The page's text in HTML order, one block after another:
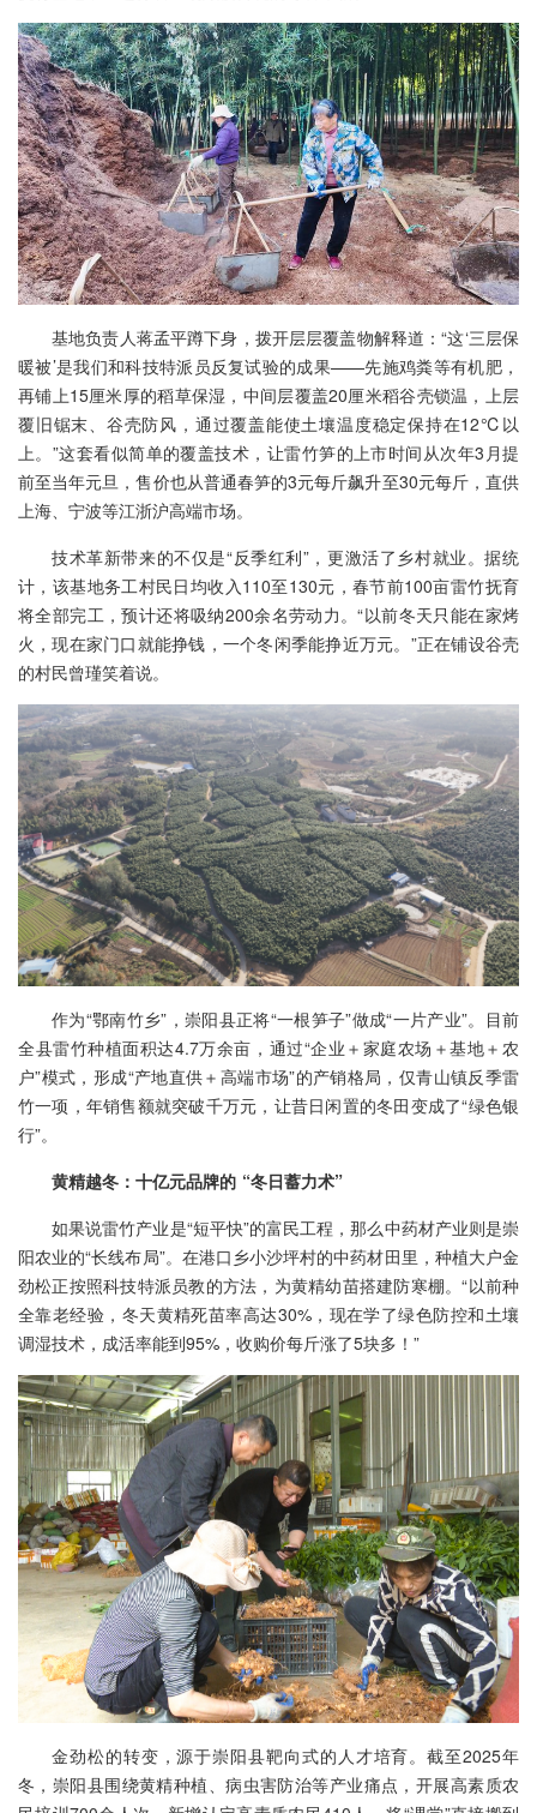
基地负责人蒋孟平蹲下身，拨开层层覆盖物解释道：“这‘三层保
暖被’是我们和科技特派员反复试验的成果——先施鸡粪等有机肥，
再铺上15厘米厚的稻草保湿，中间层覆盖20厘米稻谷壳锁温，上层
覆旧锯末、谷壳防风，通过覆盖能使土壤温度稳定保持在12℃以
上。”这套看似简单的覆盖技术，让雷竹笋的上市时间从次年3月提
前至当年元旦，售价也从普通春笋的3元每斤飙升至30元每斤，直供
上海、宁波等江浙沪高端市场。
技术革新带来的不仅是“反季红利”，更激活了乡村就业。据统
计，该基地务工村民日均收入110至130元，春节前100亩雷竹抚育
将全部完工，预计还将吸纳200余名劳动力。“以前冬天只能在家烤
火，现在家门口就能挣钱，一个冬闲季能挣近万元。”正在铺设谷壳
的村民曾瑾笑着说。
作为“鄂南竹乡”，崇阳县正将“一根笋子”做成“一片产业”。目前
全县雷竹种植面积达4.7万余亩，通过“企业＋家庭农场＋基地＋农
户”模式，形成“产地直供＋高端市场”的产销格局，仅青山镇反季雷
竹一项，年销售额就突破千万元，让昔日闲置的冬田变成了“绿色银
行”。
黄精越冬：十亿元品牌的 “冬日蓄力术”
如果说雷竹产业是“短平快”的富民工程，那么中药材产业则是崇
阳农业的“长线布局”。在港口乡小沙坪村的中药材田里，种植大户金
劲松正按照科技特派员教的方法，为黄精幼苗搭建防寒棚。“以前种
全靠老经验，冬天黄精死苗率高达30%，现在学了绿色防控和土壤
调湿技术，成活率能到95%，收购价每斤涨了5块多！”
金劲松的转变，源于崇阳县靶向式的人才培育。截至2025年
冬，崇阳县围绕黄精种植、病虫害防治等产业痛点，开展高素质农